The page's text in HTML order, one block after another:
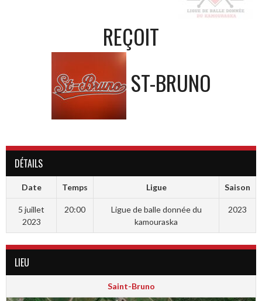
REÇOIT
ST-BRUNO
DÉTAILS
Date Temps Ligue Saison
5 juillet
2023
20:00
Ligue de balle donnée du
kamouraska
2023
LIEU
Saint-Bruno